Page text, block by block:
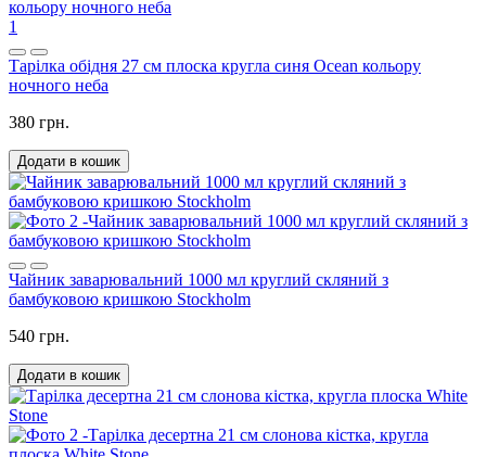
1
Тарілка обідня 27 см плоска кругла синя Ocean кольору
ночного неба
380 грн.
Додати в кошик
Чайник заварювальний 1000 мл круглий скляний з
бамбуковою кришкою Stockholm
540 грн.
Додати в кошик